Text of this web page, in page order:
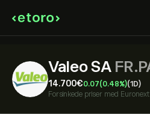
Valeo SA
14.700‎€‎0.07(0.48%)(1D)
Forsinkede priser med Euronext